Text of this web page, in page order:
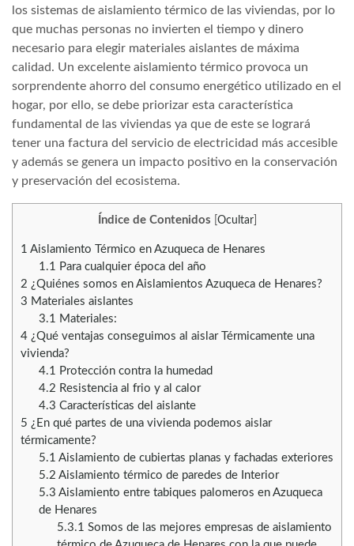
los sistemas de aislamiento térmico de las viviendas, por lo
que muchas personas no invierten el tiempo y dinero
necesario para elegir materiales aislantes de máxima
calidad. Un excelente aislamiento térmico provoca un
sorprendente ahorro del consumo energético utilizado en el
hogar, por ello, se debe priorizar esta característica
fundamental de las viviendas ya que de este se logrará
tener una factura del servicio de electricidad más accesible
y además se genera un impacto positivo en la conservación
y preservación del ecosistema.
Índice de Contenidos Ocultar]
1 Aislamiento Térmico en Azuqueca de Henares
1.1 Para cualquier época del año
2 ¿Quiénes somos en Aislamientos Azuqueca de Henares?
3 Materiales aislantes
3.1 Materiales:
4 ¿Qué ventajas conseguimos al aislar Térmicamente una
vivienda?
4.1 Protección contra la humedad
4.2 Resistencia al frio y al calor
4.3 Características del aislante
5 ¿En qué partes de una vivienda podemos aislar
térmicamente?
5.1 Aislamiento de cubiertas planas y fachadas exteriores
5.2 Aislamiento térmico de paredes de Interior
5.3 Aislamiento entre tabiques palomeros en Azuqueca
de Henares
5.3.1 Somos de las mejores empresas de aislamiento